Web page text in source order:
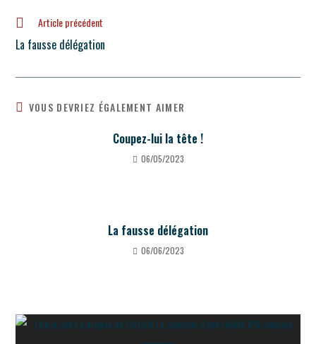
Article précédent
La fausse délégation
VOUS DEVRIEZ ÉGALEMENT AIMER
Coupez-lui la tête !
06/05/2023
La fausse délégation
06/06/2023